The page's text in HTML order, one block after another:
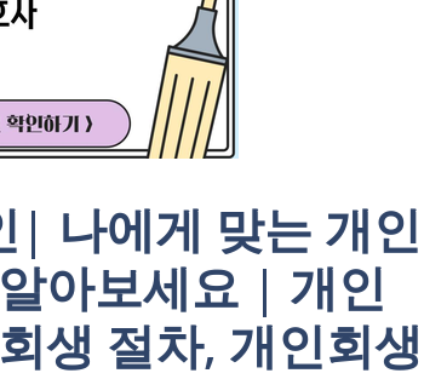
| 나에게 맞는 개인
아보세요 | 개인
생 절차, 개인회생